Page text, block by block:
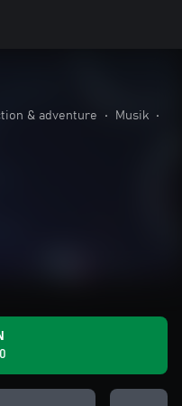
& adventure • Musik
•